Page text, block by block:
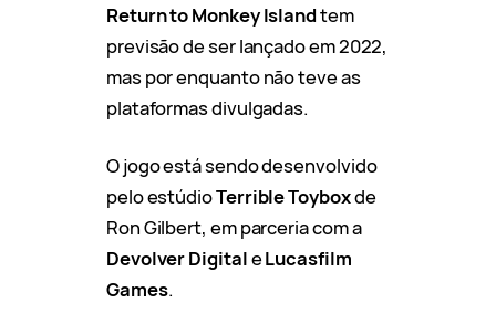
Return to Monkey Islandtem
previsão de ser lançado em 2022,
mas por enquanto não teve as
plataformas divulgadas.
O jogo está sendo desenvolvido
pelo estúdioTerrible Toyboxde
Ron Gilbert, em parceria com a
Devolver DigitaleLucasfilm
Games.